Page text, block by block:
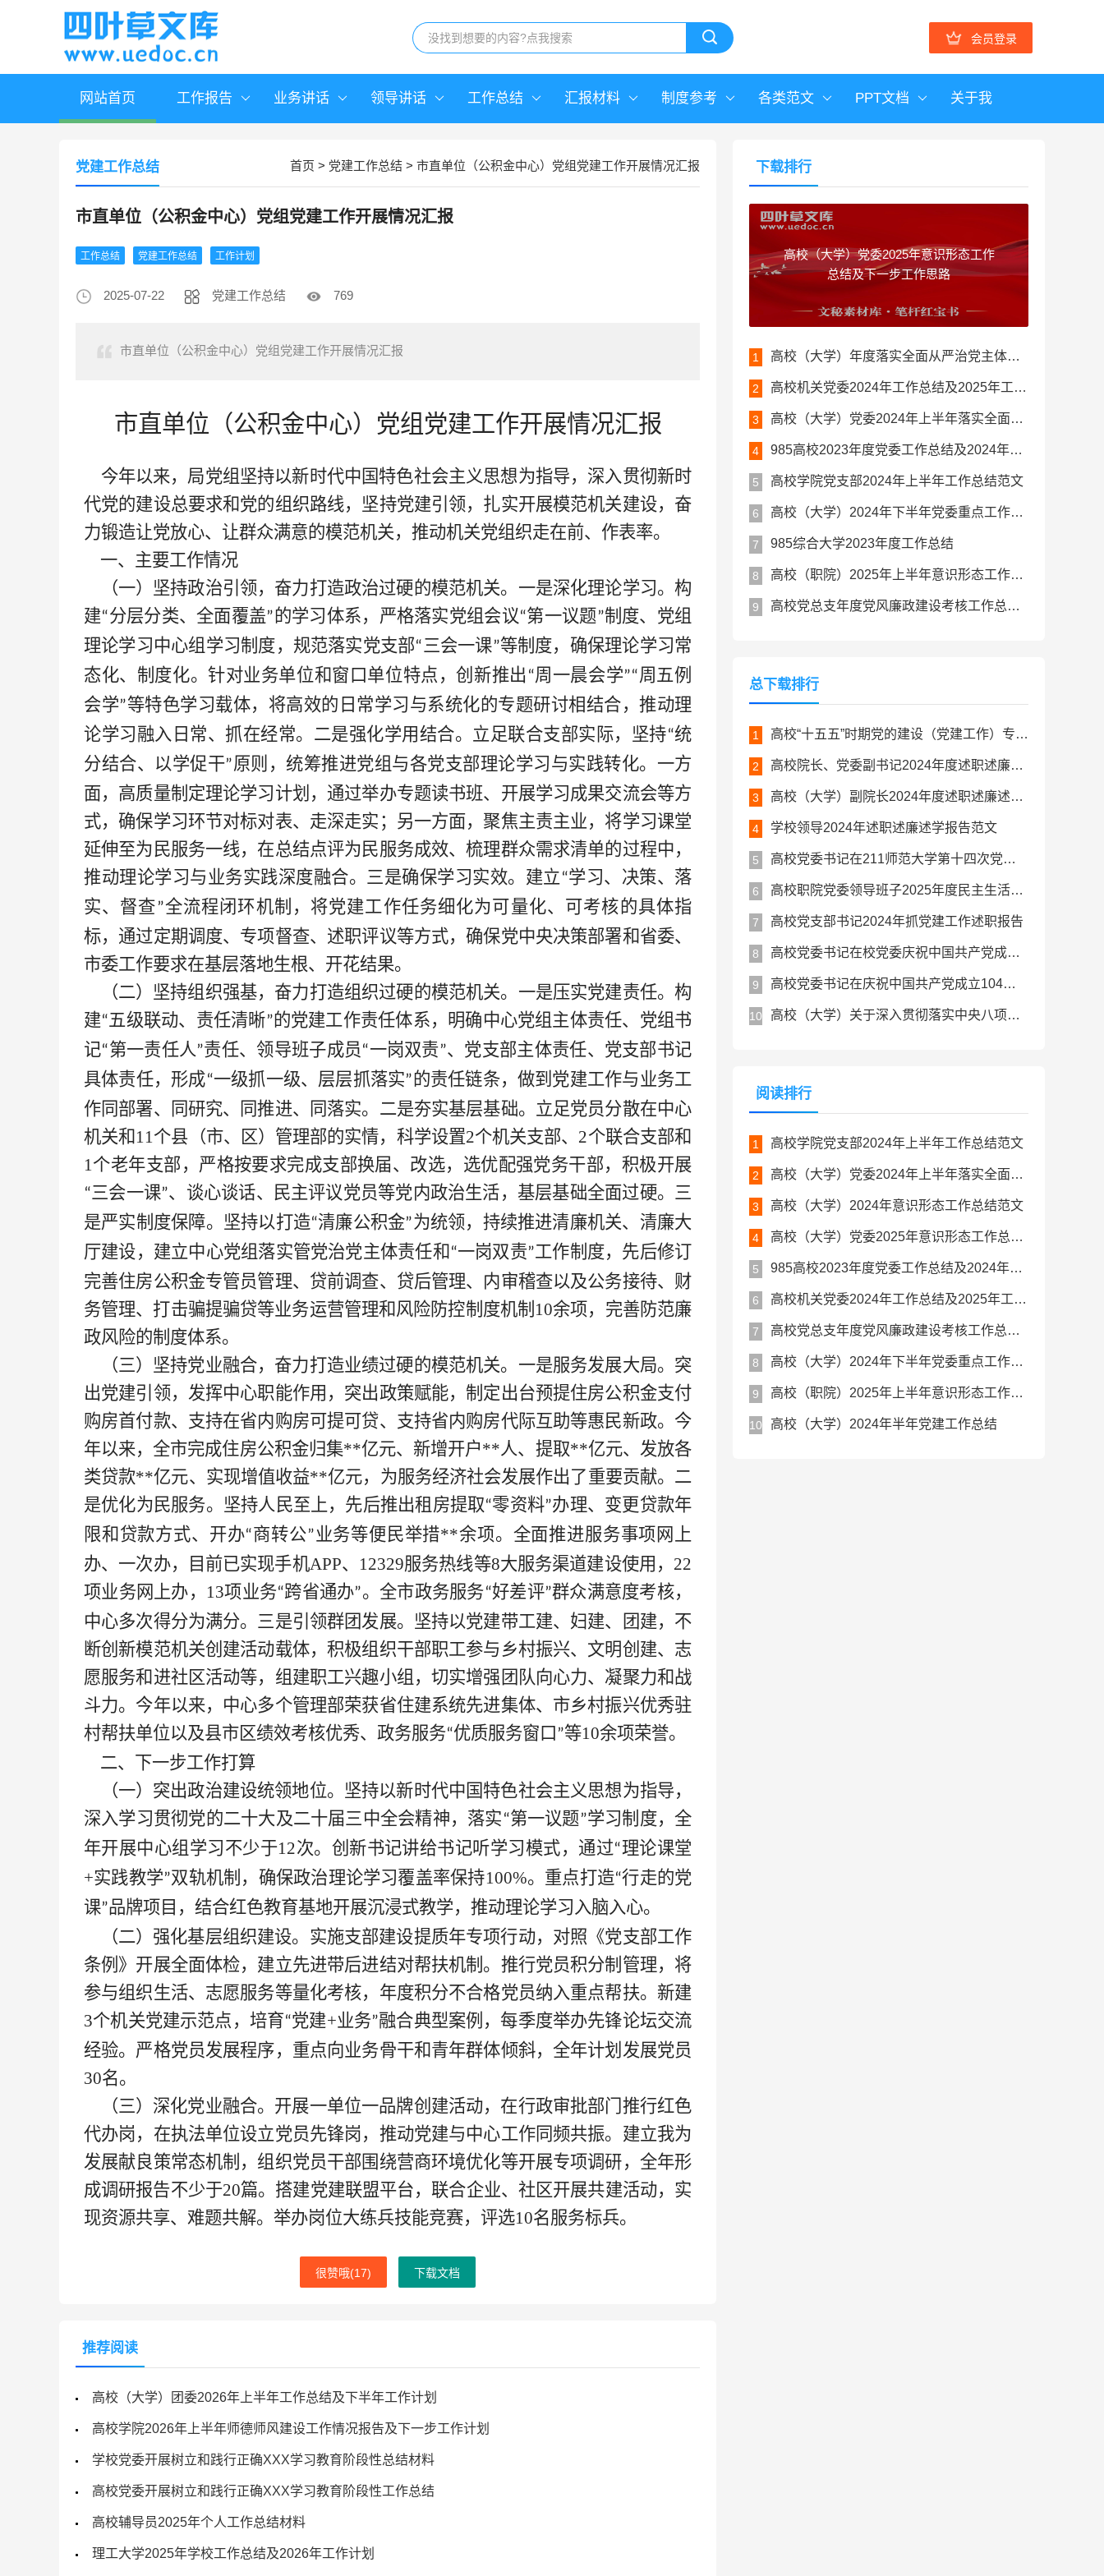
会员登录
网站首页 工作报告 业务讲话 领导讲话 工作总结 汇报材料 制度参考 各类范文 PPT文档 关于我
首页 > 党建工作总结 > 市直单位（公积金中心）党组党建工作开展情况汇报
党建工作总结
市直单位（公积金中心）党组党建工作开展情况汇报
工作总结 党建工作总结 工作计划
2025-07-22 党建工作总结 769
市直单位（公积金中心）党组党建工作开展情况汇报
市直单位（公积金中心）党组党建工作开展情况汇报
今年以来，局党组坚持以新时代中国特色社会主义思想为指导，深入贯彻新时
代党的建设总要求和党的组织路线，坚持党建引领，扎实开展模范机关建设，奋
力锻造让党放心、让群众满意的模范机关，推动机关党组织走在前、作表率。
一、主要工作情况
（一）坚持政治引领，奋力打造政治过硬的模范机关。一是深化理论学习。构
建“分层分类、全面覆盖”的学习体系，严格落实党组会议“第一议题”制度、党组
理论学习中心组学习制度，规范落实党支部“三会一课”等制度，确保理论学习常
态化、制度化。针对业务单位和窗口单位特点，创新推出 “周一晨会学”“周五例
会学”等特色学习载体，将高效的日常学习与系统化的专题研讨相结合，推动理
论学习融入日常、抓在经常。二是强化学用结合。立足联合支部实际，坚持“统
分结合、以学促干”原则，统筹推进党组与各党支部理论学习与实践转化。一方
面，高质量制定理论学习计划，通过举办专题读书班、开展学习成果交流会等方
式，确保学习环节对标对表、走深走实；另一方面，聚焦主责主业，将学习课堂
延伸至为民服务一线，在总结点评为民服务成效、梳理群众需求清单的过程中，
推动理论学习与业务实践深度融合。三是确保学习实效。建立“学习、决策、落
实、督查”全流程闭环机制，将党建工作任务细化为可量化、可考核的具体指
标，通过定期调度、专项督查、述职评议等方式，确保党中央决策部署和省委、
市委工作要求在基层落地生根、开花结果。
（二）坚持组织强基，奋力打造组织过硬的模范机关。一是压实党建责任。构
建“五级联动、责任清晰”的党建工作责任体系，明确中心党组主体责任、党组书
记“第一责任人”责任、领导班子成员“一岗双责”、党支部主体责任、党支部书记
具体责任，形成“一级抓一级、层层抓落实”的责任链条，做到党建工作与业务工
作同部署、同研究、同推进、同落实。二是夯实基层基础。立足党员分散在中心
机关和11个县（市、区）管理部的实情，科学设置2个机关支部、2个联合支部和
1个老年支部，严格按要求完成支部换届、改选，选优配强党务干部，积极开展
“三会一课”、谈心谈话、民主评议党员等党内政治生活，基层基础全面过硬。三
是严实制度保障。坚持以打造“清廉公积金”为统领，持续推进清廉机关、清廉大
厅建设，建立中心党组落实管党治党主体责任和 “一岗双责”工作制度，先后修订
完善住房公积金专管员管理、贷前调查、贷后管理、内审稽查以及公务接待、财
务管理、打击骗提骗贷等业务运营管理和风险防控制度机制10余项，完善防范廉
政风险的制度体系。
（三）坚持党业融合，奋力打造业绩过硬的模范机关。一是服务发展大局。突
出党建引领，发挥中心职能作用，突出政策赋能，制定出台预提住房公积金支付
购房首付款、支持在省内购房可提可贷、支持省内购房代际互助等惠民新政。今
年以来，全市完成住房公积金归集**亿元、新增开户**人、提取**亿元、发放各
类贷款**亿元、实现增值收益**亿元，为服务经济社会发展作出了重要贡献。二
是优化为民服务。坚持人民至上，先后推出租房提取“零资料”办理、变更贷款年
限和贷款方式、开办“商转公”业务等便民举措**余项。全面推进服务事项网上
办、一次办，目前已实现手机APP、12329服务热线等8大服务渠道建设使用，22
项业务网上办，13项业务“跨省通办”。全市政务服务“好差评”群众满意度考核，
中心多次得分为满分。三是引领群团发展。坚持以党建带工建、妇建、团建，不
断创新模范机关创建活动载体，积极组织干部职工参与乡村振兴、文明创建、志
愿服务和进社区活动等，组建职工兴趣小组，切实增强团队向心力、凝聚力和战
斗力。今年以来，中心多个管理部荣获省住建系统先进集体、市乡村振兴优秀驻
村帮扶单位以及县市区绩效考核优秀、政务服务“优质服务窗口 ”等10余项荣誉。
二、下一步工作打算
（一）突出政治建设统领地位。坚持以新时代中国特色社会主义思想为指导，
深入学习贯彻党的二十大及二十届三中全会精神，落实“第一议题”学习制度，全
年开展中心组学习不少于12次。创新书记讲给书记听学习模式，通过“理论课堂
+实践教学”双轨机制，确保政治理论学习覆盖率保持100%。重点打造“行走的党
课”品牌项目，结合红色教育基地开展沉浸式教学，推动理论学习入脑入心。
（二）强化基层组织建设。实施支部建设提质年专项行动，对照《党支部工作
条例》开展全面体检，建立先进带后进结对帮扶机制。推行党员积分制管理，将
参与组织生活、志愿服务等量化考核，年度积分不合格党员纳入重点帮扶。新建
3个机关党建示范点，培育“党建+业务”融合典型案例，每季度举办先锋论坛交流
经验。严格党员发展程序，重点向业务骨干和青年群体倾斜，全年计划发展党员
30名。
（三）深化党业融合。开展一单位一品牌创建活动，在行政审批部门推行红色
代办岗，在执法单位设立党员先锋岗，推动党建与中心工作同频共振。建立我为
发展献良策常态机制，组织党员干部围绕营商环境优化等开展专项调研，全年形
成调研报告不少于20篇。搭建党建联盟平台，联合企业、社区开展共建活动，实
现资源共享、难题共解。举办岗位大练兵技能竞赛，评选10名服务标兵。
很赞哦(17) 下载文档
推荐阅读
高校（大学）团委2026年上半年工作总结及下半年工作计划
高校学院2026年上半年师德师风建设工作情况报告及下一步工作计划
学校党委开展树立和践行正确XXX学习教育阶段性总结材料
高校党委开展树立和践行正确XXX学习教育阶段性工作总结
高校辅导员2025年个人工作总结材料
理工大学2025年学校工作总结及2026年工作计划
下载排行
高校（大学）党委2025年意识形态工作
总结及下一步工作思路
1 高校（大学）年度落实全面从严治党主体责任工作报告
2 高校机关党委2024年工作总结及2025年工作计划
3 高校（大学）党委2024年上半年落实全面从严治党主体责任情况报告
4 985高校2023年度党委工作总结及2024年度工作计划
5 高校学院党支部2024年上半年工作总结范文
6 高校（大学）2024年下半年党委重点工作计划
7 985综合大学2023年度工作总结
8 高校（职院）2025年上半年意识形态工作总结报告
9 高校党总支年度党风廉政建设考核工作总结报告材料
总下载排行
1 高校“十五五”时期党的建设（党建工作）专项规划
2 高校院长、党委副书记2024年度述职述廉述学工作报告
3 高校（大学）副院长2024年度述职述廉述学报告
4 学校领导2024年述职述廉述学报告范文
5 高校党委书记在211师范大学第十四次党代会上的讲话报告
6 高校职院党委领导班子2025年度民主生活会对照检查材料（五个带头）
7 高校党支部书记2024年抓党建工作述职报告
8 高校党委书记在校党委庆祝中国共产党成立104周年暨七一表彰大会上的讲话
9 高校党委书记在庆祝中国共产党成立104周年大会上的讲话
10 高校（大学）关于深入贯彻落实中央八项规定精神学习教育总结评估报告
阅读排行
1 高校学院党支部2024年上半年工作总结范文
2 高校（大学）党委2024年上半年落实全面从严治党主体责任情况报告
3 高校（大学）2024年意识形态工作总结范文
4 高校（大学）党委2025年意识形态工作总结及下一步工作思路
5 985高校2023年度党委工作总结及2024年度工作计划
6 高校机关党委2024年工作总结及2025年工作计划
7 高校党总支年度党风廉政建设考核工作总结报告材料
8 高校（大学）2024年下半年党委重点工作计划
9 高校（职院）2025年上半年意识形态工作总结报告
10 高校（大学）2024年半年党建工作总结